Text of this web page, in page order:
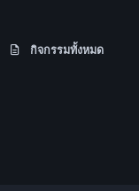
กิจกรรมทั้งหมด